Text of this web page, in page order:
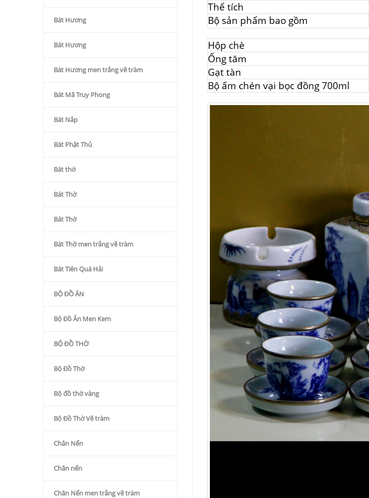
Bát Hương
Bát Hương
Bát Hương men trắng vẽ tràm
Bát Mã Truy Phong
Bát Nắp
Bát Phật Thủ
Bát thờ
Bát Thờ
Bát Thờ
Bát Thờ men trắng vẽ tràm
Bát Tiên Quá Hải
BỘ ĐỒ ĂN
Bộ Đồ Ăn Men Kem
BỘ ĐỒ THỜ
Bộ Đồ Thờ
Bộ đồ thờ vàng
Bộ Đồ Thờ Vẽ tràm
Chân Nến
Chân nến
Chân Nến men trắng vẽ tràm
Thể tích
Bộ sản phẩm bao gồm
Hộp chè
Ống tăm
Gạt tàn
Bộ ấm chén vại bọc đồng 700ml